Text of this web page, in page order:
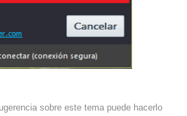
sobre este tema puede hacerlo